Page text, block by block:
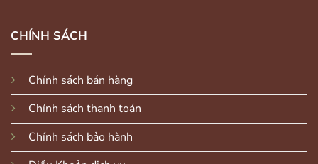
CHÍNH SÁCH
Chính sách bán hàng
Chính sách thanh toán
Chính sách bảo hành